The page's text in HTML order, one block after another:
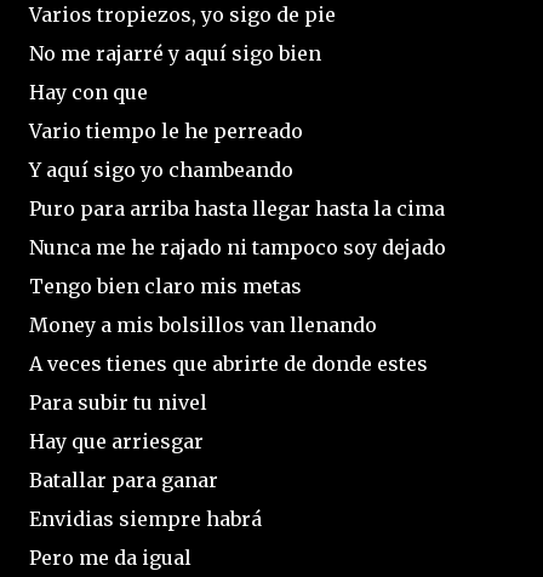
Varios tropiezos, yo sigo de pie
No me rajarré y aquí sigo bien
Hay con que
Vario tiempo le he perreado
Y aquí sigo yo chambeando
Puro para arriba hasta llegar hasta la cima
Nunca me he rajado ni tampoco soy dejado
Tengo bien claro mis metas
Money a mis bolsillos van llenando
A veces tienes que abrirte de donde estes
Para subir tu nivel
Hay que arriesgar
Batallar para ganar
Envidias siempre habrá
Pero me da igual